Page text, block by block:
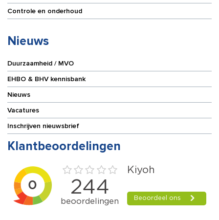
Controle en onderhoud
Nieuws
Duurzaamheid / MVO
EHBO & BHV kennisbank
Nieuws
Vacatures
Inschrijven nieuwsbrief
Klantbeoordelingen